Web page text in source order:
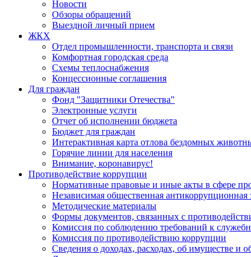
Новости
Обзоры обращений
Выездной личный прием
ЖКХ
Отдел промышленности, транспорта и связи
Комфортная городская среда
Схемы теплоснабжения
Концессионные соглашения
Для граждан
Фонд "Защитники Отечества"
Электронные услуги
Отчет об исполнении бюджета
Бюджет для граждан
Интерактивная карта отлова бездомных
Горячие линии для населения
Внимание, коронавирус!
Противодействие коррупции
Нормативные правовые и иные акты в сфере
Независимая общественная антикоррупционная
Методические материалы
Формы документов, связанных с
Комиссия по соблюдению требований к
Комиссия по противодействию коррупции
Сведения о доходах, расходах, об имуществе и